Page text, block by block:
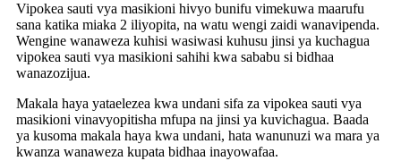
Vipokea sauti vya masikioni hivyo bunifu vimekuwa maarufu
sana katika miaka 2 iliyopita, na watu wengi zaidi wanavipenda.
Wengine wanaweza kuhisi wasiwasi kuhusu jinsi ya kuchagua
vipokea sauti vya masikioni sahihi kwa sababu si bidhaa
wanazozijua.
Makala haya yataelezea kwa undani sifa za vipokea sauti vya
masikioni vinavyopitisha mfupa na jinsi ya kuvichagua. Baada
ya kusoma makala haya kwa undani, hata wanunuzi wa mara ya
kwanza wanaweza kupata bidhaa inayowafaa.